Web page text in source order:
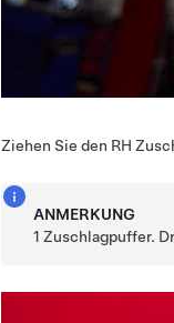
Ziehen Sie den RH
ANMERKUNG
1 Zuschlagpuffer.